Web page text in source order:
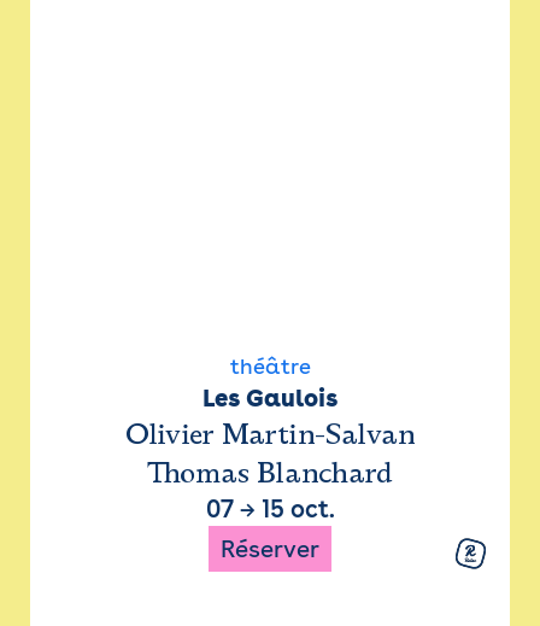
théâtre
Les Gaulois
Olivier Martin-Salvan
Thomas Blanchard
07→ 15 oct.
Réserver